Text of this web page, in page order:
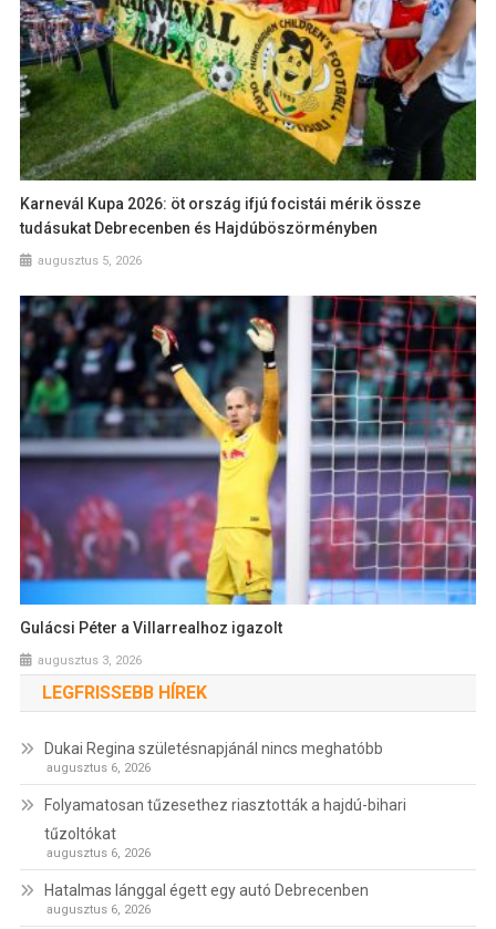
Karnevál Kupa 2026: öt ország ifjú focistái mérik össze
tudásukat Debrecenben és Hajdúböszörményben
augusztus 5, 2026
Gulácsi Péter a Villarrealhoz igazolt
augusztus 3, 2026
LEGFRISSEBB HÍREK
Dukai Regina születésnapjánál nincs meghatóbb
augusztus 6, 2026
Folyamatosan tűzesethez riasztották a hajdú-bihari
tűzoltókat
augusztus 6, 2026
Hatalmas lánggal égett egy autó Debrecenben
augusztus 6, 2026